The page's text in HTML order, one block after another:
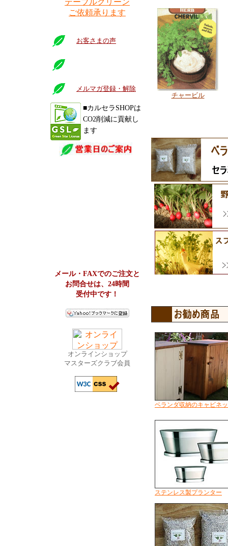
ご依頼承ります
お客さまの声
メルマガ登録・解除
■カルセラSHOPは
CO2削減に貢献し
ます
メール・FAXでのご注文と
お問合せは、24時間
受付中です！
オンラインショップ
マスターズクラブ会員
チャービル
ベランダ収納のキャビネ
ステンレス製プランター